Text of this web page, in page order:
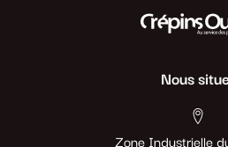
Nous
Zone Industrielle